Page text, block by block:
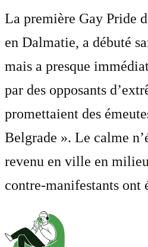
La première Gay Pride
en Dalmatie, a débuté
mais a presque
par des opposants
promettaient des
Belgrade ». Le calme
revenu en ville en
contre-manifestants ont